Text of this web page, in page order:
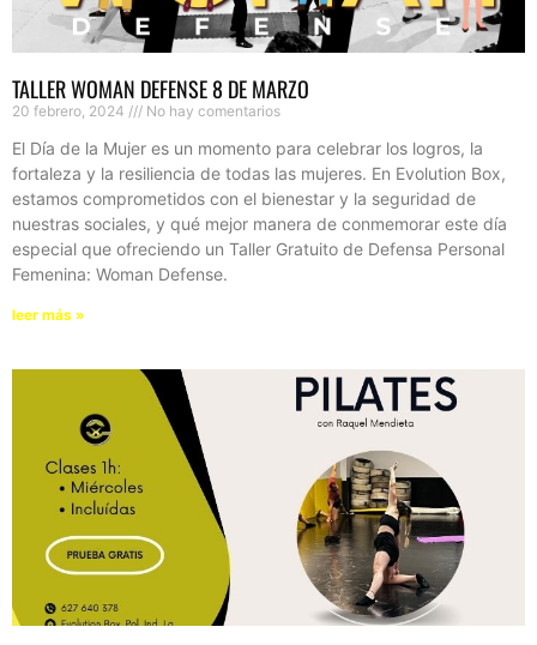
TALLER WOMAN DEFENSE 8 DE MARZO
20 febrero, 2024 No hay comentarios
El Día de la Mujer es un momento para celebrar los logros, la
fortaleza y la resiliencia de todas las mujeres. En Evolution Box,
estamos comprometidos con el bienestar y la seguridad de
nuestras sociales, y qué mejor manera de conmemorar este día
especial que ofreciendo un Taller Gratuito de Defensa Personal
Femenina: Woman Defense.
leer más »